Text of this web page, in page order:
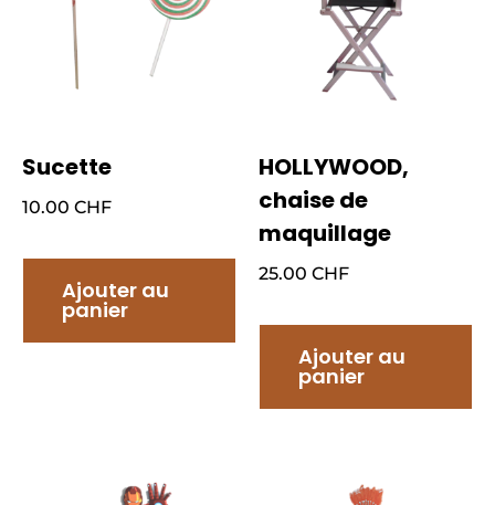
Sucette
10.00 CHF
Ajouter au
panier
HOLLYWOOD,
chaise de
maquillage
25.00 CHF
Ajouter au
panier